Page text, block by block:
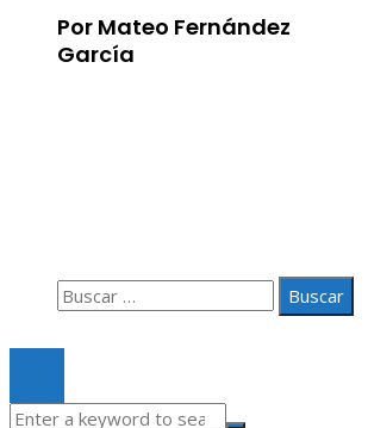
Por Mateo Fernández
García
Buscar: